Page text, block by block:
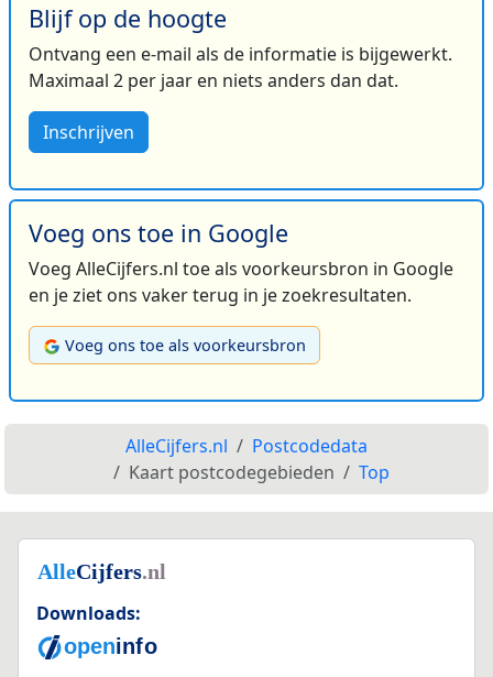
Blijf op de hoogte
Ontvang een e-mail als de informatie is bijgewerkt.
Maximaal 2 per jaar en niets anders dan dat.
Inschrijven
Voeg ons toe in Google
Voeg AlleCijfers.nl toe als voorkeursbron in Google
en je ziet ons vaker terug in je zoekresultaten.
Voeg ons toe als voorkeursbron
AlleCijfers.nl
Postcodedata
Kaart postcodegebieden
Top
Downloads: